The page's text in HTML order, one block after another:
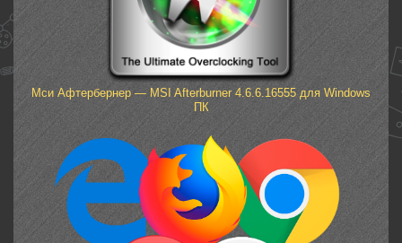
Мси Афтербернер — MSI Afterburner 4.6.6.16555 для Windows
ПК